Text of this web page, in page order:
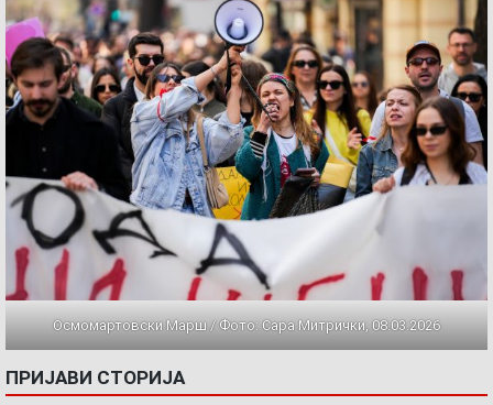
Осмомартовски Марш / Фото: Сара Митрички, 08.03.2026
ПРИЈАВИ СТОРИЈА